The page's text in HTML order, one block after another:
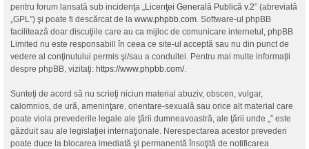
pentru forum lansată sub incidenţa „Licenţei Generală Publică v.2” (abreviată
„GPL”) şi poate fi descărcat de la www.phpbb.com. Software-ul phpBB
facilitează doar discuţiile care au ca mijloc de comunicare internetul, phpBB
Limited nu este responsabill în ceea ce site-ul acceptă sau nu din punct de
vedere al conţinutului permis şi/sau a conduitei. Pentru mai multe informaţii
despre phpBB, vizitaţi: https://www.phpbb.com/.
Sunteţi de acord să nu scrieţi niciun material abuziv, obscen, vulgar,
calomnios, de ură, ameninţare, orientare-sexuală sau orice alt material care
poate viola prevederile legale ale ţării dumneavoastră, ale ţării unde „” este
găzduit sau ale legislaţiei internaţionale. Nerespectarea acestor prevederi
poate duce la blocarea imediată şi permanentă însoţită de notificarea